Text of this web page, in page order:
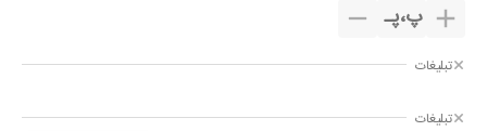
پ،پـ
تبلیغات
تبلیغات